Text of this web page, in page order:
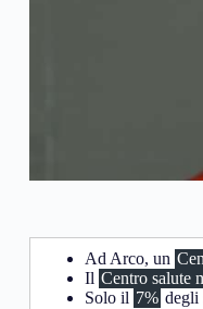
Ad Arco, un
Il Centro salute
Solo il 7% degli